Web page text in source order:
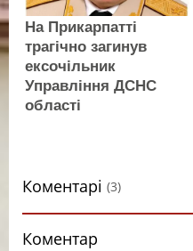
На Прикарпатті
трагічно загинув
ексочільник
Управління ДСНС
області
Коментарі (3)
Коментар